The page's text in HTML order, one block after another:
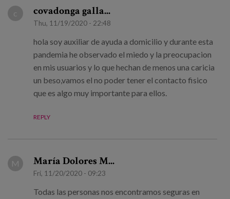
c covadonga galla...
Thu, 11/19/2020 - 22:48
hola soy auxiliar de ayuda a domicilio y durante esta
pandemia he observado el miedo y la preocupacion
en mis usuarios y lo que hechan de menos una caricia
un beso,vamos el no poder tener el contacto fisico
que es algo muy importante para ellos.
REPLY
M María Dolores M...
Fri, 11/20/2020 - 09:23
Todas las personas nos encontramos seguras en